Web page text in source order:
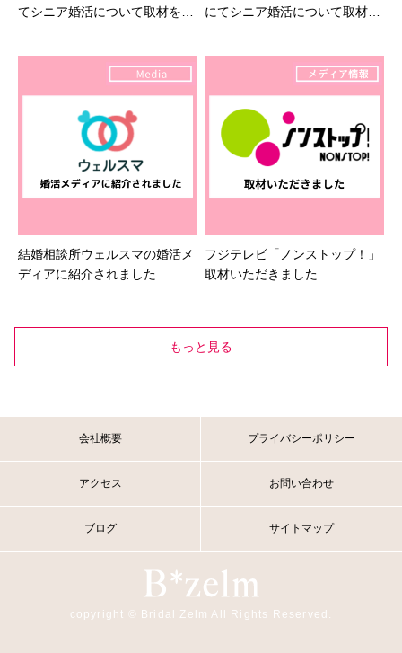
てシニア婚活について取材を受
にてシニア婚活について取材を
結婚相談所ウェルスマの婚活メ
ディアに紹介されました
フジテレビ「ノンストップ！」
取材いただきました
もっと見る
会社概要 プライバシーポリシー
アクセス お問い合わせ
ブログ サイトマップ
copyright © Bridal Zelm All Rights Reserved.